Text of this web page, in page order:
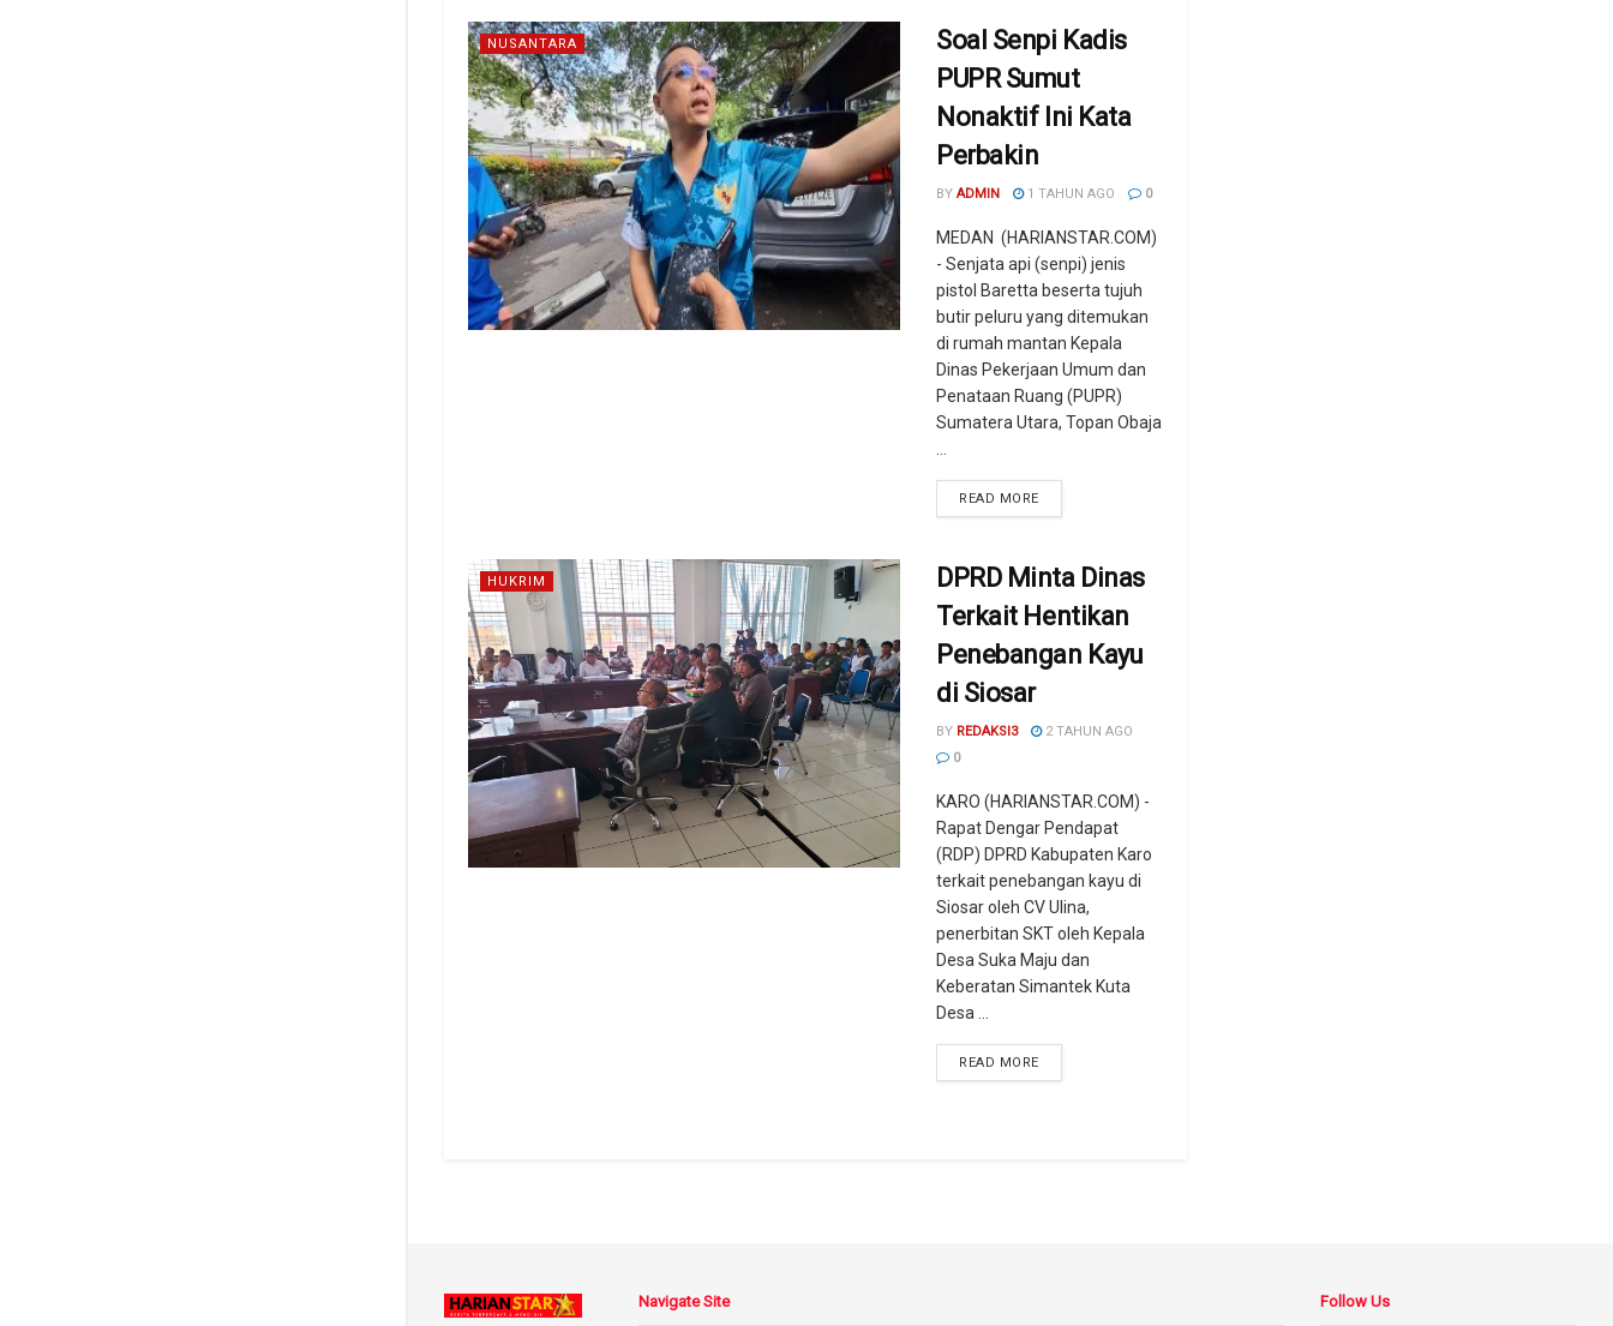
NUSANTARA
Soal Senpi Kadis
PUPR Sumut
Nonaktif Ini Kata
Perbakin
BY ADMIN 1 TAHUN AGO 0
MEDAN (HARIANSTAR.COM)
- Senjata api (senpi) jenis
pistol Baretta beserta tujuh
butir peluru yang ditemukan
di rumah mantan Kepala
Dinas Pekerjaan Umum dan
Penataan Ruang (PUPR)
Sumatera Utara, Topan Obaja
READ MORE
HUKRIM
DPRD Minta Dinas
Terkait Hentikan
Penebangan Kayu
di Siosar
BY REDAKSI3
2 TAHUN AGO
0
KARO (HARIANSTAR.COM) -
Rapat Dengar Pendapat
(RDP) DPRD Kabupaten Karo
terkait penebangan kayu di
Siosar oleh CV Ulina,
penerbitan SKT oleh Kepala
Desa Suka Maju dan
Keberatan Simantek Kuta
Desa ...
READ MORE
Navigate Site Follow Us